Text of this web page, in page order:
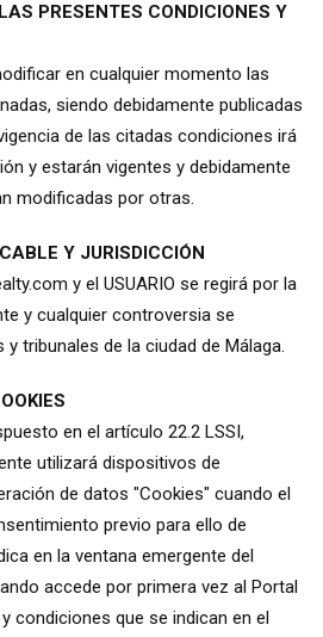
PRESENTES CONDICIONES Y
en cualquier momento las
siendo debidamente publicadas
de las citadas condiciones irá
y estarán vigentes y debidamente
modificadas por otras.
Y JURISDICCIÓN
y el USUARIO se regirá por la
y cualquier controversia se
tribunales de la ciudad de Málaga.
en el artículo 22.2 LSSI,
utilizará dispositivos de
de datos "Cookies" cuando el
previo para ello de
en la ventana emergente del
accede por primera vez al Portal
condiciones que se indican en el